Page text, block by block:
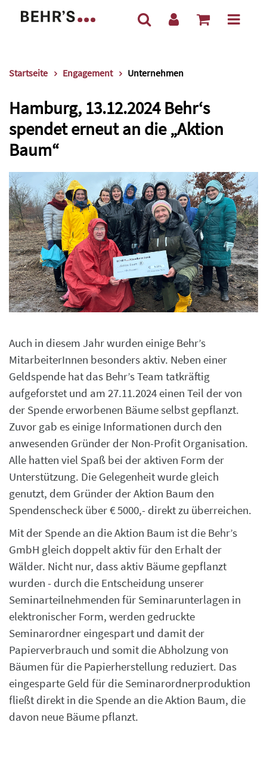
Startseite Engagement Unternehmen
Hamburg, 13.12.2024 Behr‘s
spendet erneut an die „Aktion
Baum“
Auch in diesem Jahr wurden einige Behr’s
MitarbeiterInnen besonders aktiv. Neben einer
Geldspende hat das Behr’s Team tatkräftig
aufgeforstet und am 27.11.2024 einen Teil der von
der Spende erworbenen Bäume selbst gepflanzt.
Zuvor gab es einige Informationen durch den
anwesenden Gründer der Non-Profit Organisation.
Alle hatten viel Spaß bei der aktiven Form der
Unterstützung. Die Gelegenheit wurde gleich
genutzt, dem Gründer der Aktion Baum den
Spendenscheck über € 5000,- direkt zu überreichen.
Mit der Spende an die Aktion Baum ist die Behr’s
GmbH gleich doppelt aktiv für den Erhalt der
Wälder. Nicht nur, dass aktiv Bäume gepflanzt
wurden - durch die Entscheidung unserer
Seminarteilnehmenden für Seminarunterlagen in
elektronischer Form, werden gedruckte
Seminarordner eingespart und damit der
Papierverbrauch und somit die Abholzung von
Bäumen für die Papierherstellung reduziert. Das
eingesparte Geld für die Seminarordnerproduktion
fließt direkt in die Spende an die Aktion Baum, die
davon neue Bäume pflanzt.